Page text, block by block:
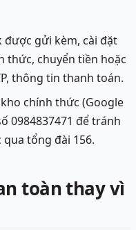
được gửi kèm, cài đặt
thức, chuyển tiền hoặc
thông tin thanh toán.
chính thức (Google
0984837471 để tránh
tổng đài 156.
toàn thay vì